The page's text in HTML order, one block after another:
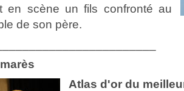
en scène un fils confronté au
de son père.
Atlas d'or du